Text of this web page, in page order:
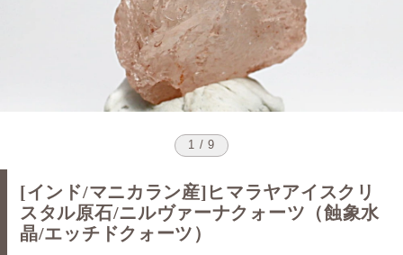
1 / 9
[インド/マニカラン産]ヒマラヤアイスクリ
スタル原石/ニルヴァーナクォーツ（蝕象水
晶/エッチドクォーツ）